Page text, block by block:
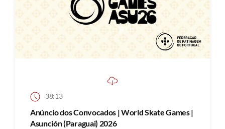
38:13
Anúncio dos Convocados | World Skate Games |
Asunción (Paraguai) 2026